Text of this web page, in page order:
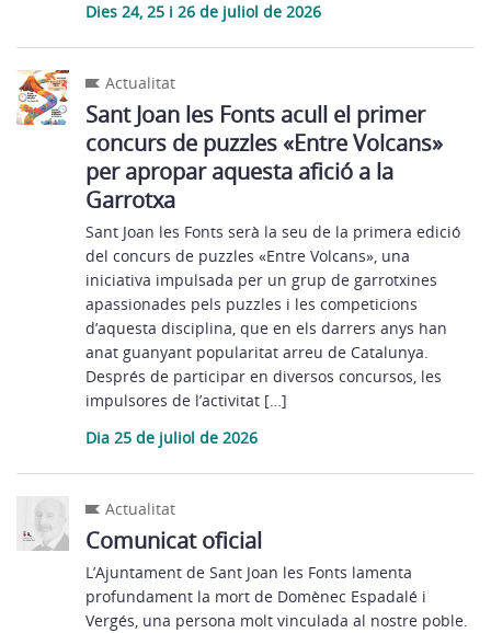
Dies 24, 25 i 26 de juliol de 2026
Actualitat
Sant Joan les Fonts acull el primer
concurs de puzzles «Entre Volcans»
per apropar aquesta afició a la
Garrotxa
Sant Joan les Fonts serà la seu de la primera edició
del concurs de puzzles «Entre Volcans», una
iniciativa impulsada per un grup de garrotxines
apassionades pels puzzles i les competicions
d’aquesta disciplina, que en els darrers anys han
anat guanyant popularitat arreu de Catalunya.
Després de participar en diversos concursos, les
impulsores de l’activitat […]
Dia 25 de juliol de 2026
Actualitat
Comunicat oficial
L’Ajuntament de Sant Joan les Fonts lamenta
profundament la mort de Domènec Espadalé i
Vergés, una persona molt vinculada al nostre poble.